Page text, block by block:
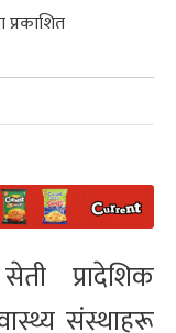
प्रकाशित
प्रादेशिक
संस्थाहरू